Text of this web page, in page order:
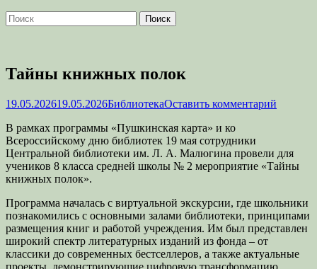
Поиск
Найти:
Тайны книжных полок
Опубликовано
19.05.202619.05.2026Автор
БиблиотекаОставить комментарий
В рамках программы «Пушкинская карта» и ко
Всероссийскому дню библиотек 19 мая сотрудники
Центральной библиотеки им. Л. А. Малюгина провели для
учеников 8 класса средней школы № 2 мероприятие «Тайны
книжных полок».
Программа началась с виртуальной экскурсии, где школьники
познакомились с основными залами библиотеки, принципами
размещения книг и работой учреждения. Им был представлен
широкий спектр литературных изданий из фонда – от
классики до современных бестселлеров, а также актуальные
проекты, демонстрирующие цифровую трансформацию